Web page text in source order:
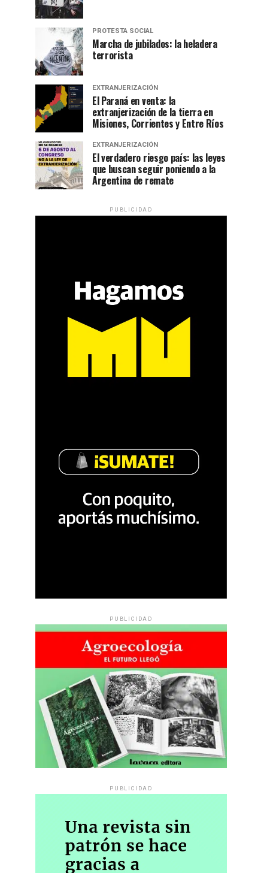
PROTESTA SOCIAL
Marcha de jubilados: la heladera
terrorista
EXTRANJERIZACIÓN
El Paraná en venta: la
extranjerización de la tierra en
Misiones, Corrientes y Entre Ríos
EXTRANJERIZACIÓN
El verdadero riesgo país: las leyes
que buscan seguir poniendo a la
Argentina de remate
PUBLICIDAD
PUBLICIDAD
PUBLICIDAD